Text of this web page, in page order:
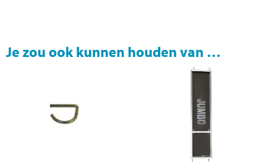
Je zou ook kunnen houden van …